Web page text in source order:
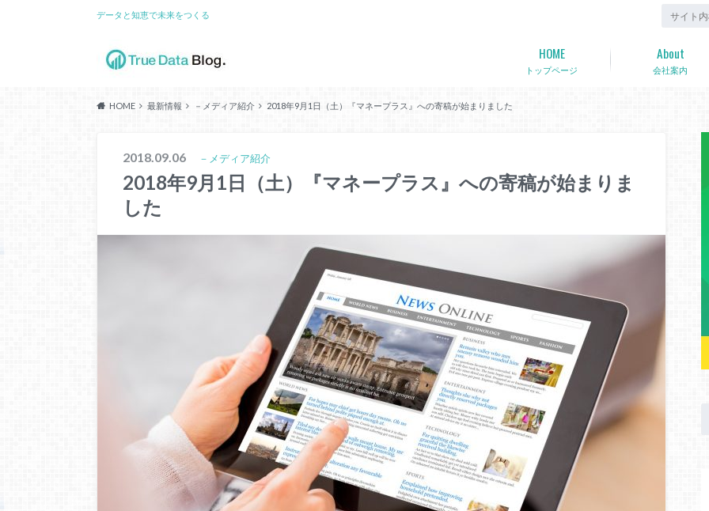
データと知恵で未来をつくる
トップページ
HOME
会社案内
About
HOME 最新情報 －メディア紹介 2018年9月1日（土）『マネープラス』への寄稿が始まりました
2018.09.06 －メディア紹介
2018年9月1日（土）『マネープラス』への寄稿が始まりま
した